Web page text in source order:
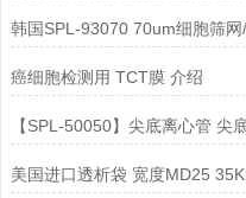
癌细胞检测用 TCT膜 介绍